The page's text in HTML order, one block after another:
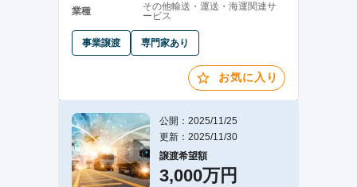
業種
その他輸送・運送・海運関連サ
ービス
事業譲渡 専門家あり
お気に入り
公開：2025/11/25
更新：2025/11/30
譲渡希望額
3,000万円